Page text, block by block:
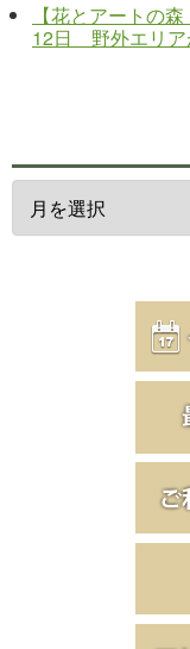
【花とアートの
12日 野外エリア